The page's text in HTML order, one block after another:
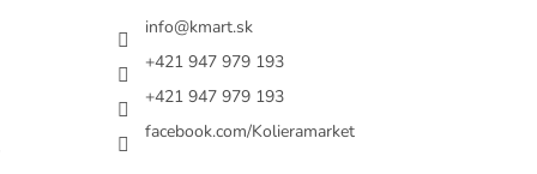
info@kmart.sk
+421 947 979 193
+421 947 979 193
facebook.com/Kolieramarket